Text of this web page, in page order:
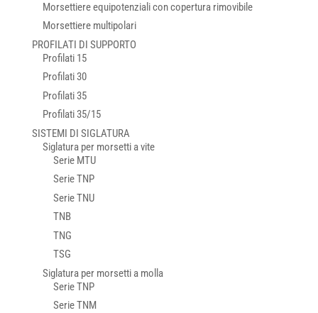
Morsettiere equipotenziali con copertura rimovibile
Morsettiere multipolari
PROFILATI DI SUPPORTO
Profilati 15
Profilati 30
Profilati 35
Profilati 35/15
SISTEMI DI SIGLATURA
Siglatura per morsetti a vite
Serie MTU
Serie TNP
Serie TNU
TNB
TNG
TSG
Siglatura per morsetti a molla
Serie TNP
Serie TNM